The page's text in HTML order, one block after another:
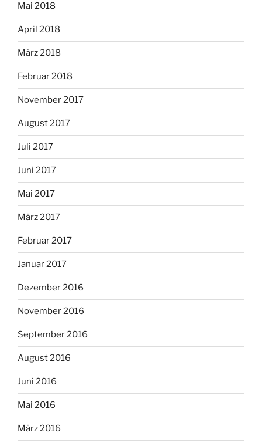
Mai 2018
April 2018
März 2018
Februar 2018
November 2017
August 2017
Juli 2017
Juni 2017
Mai 2017
März 2017
Februar 2017
Januar 2017
Dezember 2016
November 2016
September 2016
August 2016
Juni 2016
Mai 2016
März 2016